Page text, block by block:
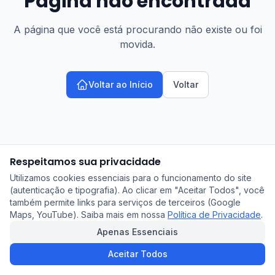
A página que você está procurando não existe ou foi
movida.
Voltar ao Início Voltar
Respeitamos sua privacidade
Utilizamos cookies essenciais para o funcionamento do site
(autenticação e tipografia). Ao clicar em "Aceitar Todos", você
também permite links para serviços de terceiros (Google
Maps, YouTube). Saiba mais em nossa Política de Privacidade.
Apenas Essenciais
Aceitar Todos